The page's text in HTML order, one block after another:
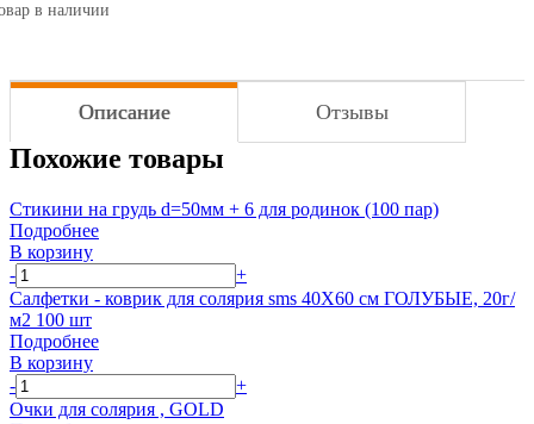
в наличии
Описание Отзывы
Похожие товары
Стикини на грудь d=50мм + 6 для родинок (100 пар)
Подробнее
В корзину
-
+
Салфетки - коврик для солярия sms 40Х60 см ГОЛУБЫЕ, 20г/
м2 100 шт
Подробнее
В корзину
-
+
Очки для солярия , GOLD